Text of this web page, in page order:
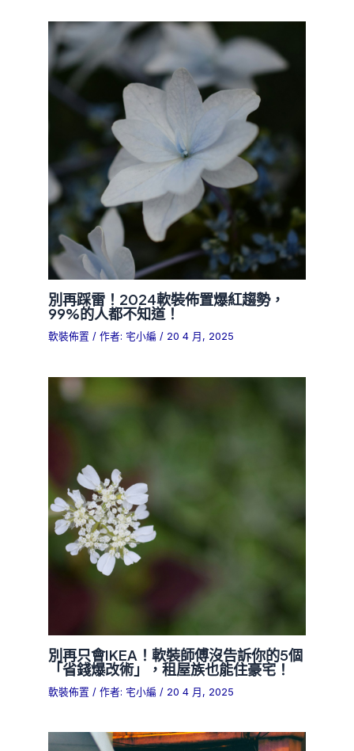
別再踩雷！2024軟裝佈置爆紅趨勢，
99%的人都不知道！
軟裝佈置 / 作者: 宅小編/ 20 4 月, 2025
別再只會IKEA！軟裝師傅沒告訴你的5個
「省錢爆改術」，租屋族也能住豪宅！
軟裝佈置 / 作者: 宅小編/ 20 4 月, 2025